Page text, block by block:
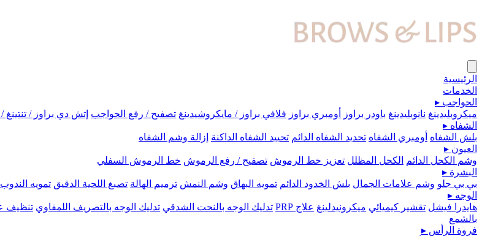
الرئيسية
الخدمات
الحواجب ▸
ميكروبلیدينغ نانوبليدينغ باودر براوز أومبري براوز فلافي براوز / مايكروشيدينغ تصفيح / رفع الحواجب إتش دي براوز / تنتينغ
الشفاه ▸
بلش الشفاه أومبري الشفاه تحديد الشفاه الدائم تحييد الشفاه الداكنة إزالة وشم الشفاه
العيون ▸
وشم الكحل الدائم
الكحل المظلل تعزيز خط الرموش تصفيح / رفع الرموش خط الرموش السفلي
البشرة ▸
بي بي جلو وشم علامات الجمال بلش الخدود الدائم تمويه البهاق وشم النمش ترميم الهالة تصبغ اللحية الدقيق تمويه الندوب
الوجه ▸
هايدرا فيشل تقشير كيميائي ميكرونيدلينغ علاج PRP تدليك الوجه بالنحت الشدقي تدليك الوجه بالتصريف اللمفاوي تنظيف
بالشمع
فروة الرأس ▸